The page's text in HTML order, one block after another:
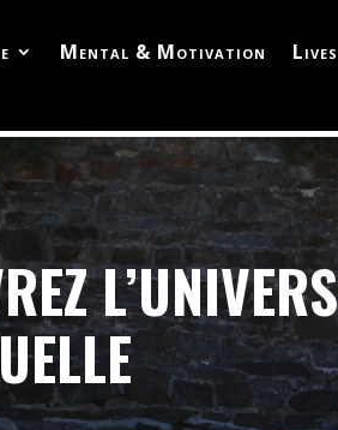
Mental & Motivation
L’UNIVERS